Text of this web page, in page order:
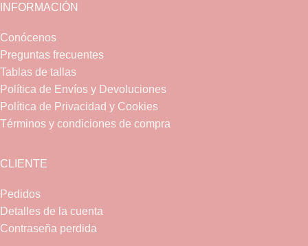
INFORMACIÓN
Conócenos
Preguntas frecuentes
Tablas de tallas
Política de Envíos y Devoluciones
Política de Privacidad y Cookies
Términos y condiciones de compra
CLIENTE
Pedidos
Detalles de la cuenta
Contraseña perdida